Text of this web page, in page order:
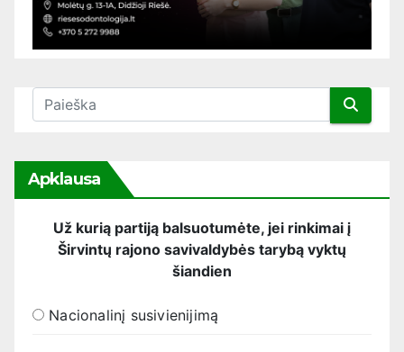
Apklausa
Už kurią partiją balsuotumėte, jei rinkimai į
Širvintų rajono savivaldybės tarybą vyktų
šiandien
Nacionalinį susivienijimą